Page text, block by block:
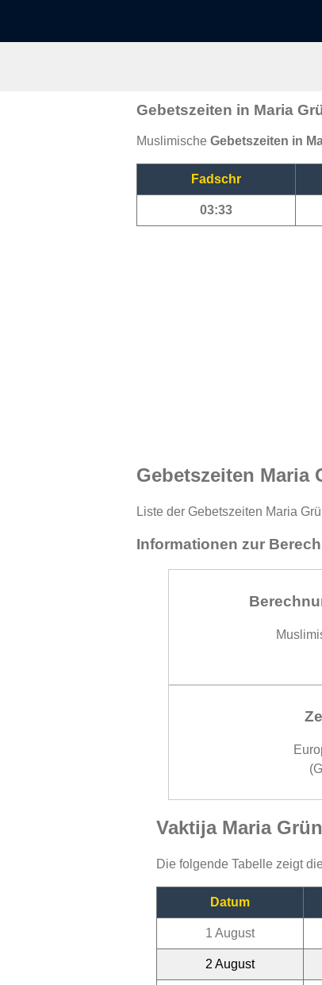
Gebetszeiten in Maria
Muslimische Gebetszeiten in
Fadschr
03:33
Gebetszeiten Maria
Liste der Gebetszeiten Maria
Informationen zur
Vaktija Maria
Die folgende Tabelle zeigt die
Datum
1 August
2 August